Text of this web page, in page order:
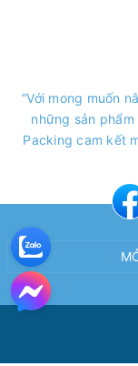
“Với mong muốn
những sản
Packing cam kết